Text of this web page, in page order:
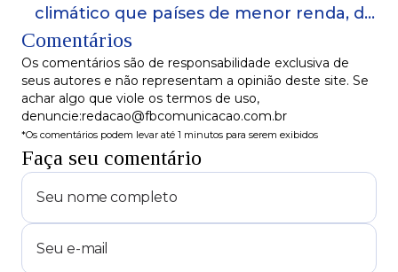
climático que países de menor renda, diz
Comentários
Os comentários são de responsabilidade exclusiva de
seus autores e não representam a opinião deste site. Se
achar algo que viole os termos de uso,
denuncie:redacao@fbcomunicacao.com.br
*Os comentários podem levar até 1 minutos para serem exibidos
Faça seu comentário